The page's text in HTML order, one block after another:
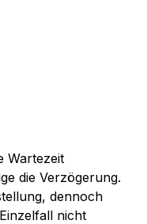
Wartezeit
die Verzögerung.
dennoch
nicht